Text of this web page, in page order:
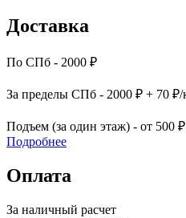
Доставка
По СПб - 2000 ₽
За пределы СПб - 2000 ₽ + 70 ₽/
Подъем (за один этаж) - от 500 ₽
Подробнее
Оплата
За наличный расчет